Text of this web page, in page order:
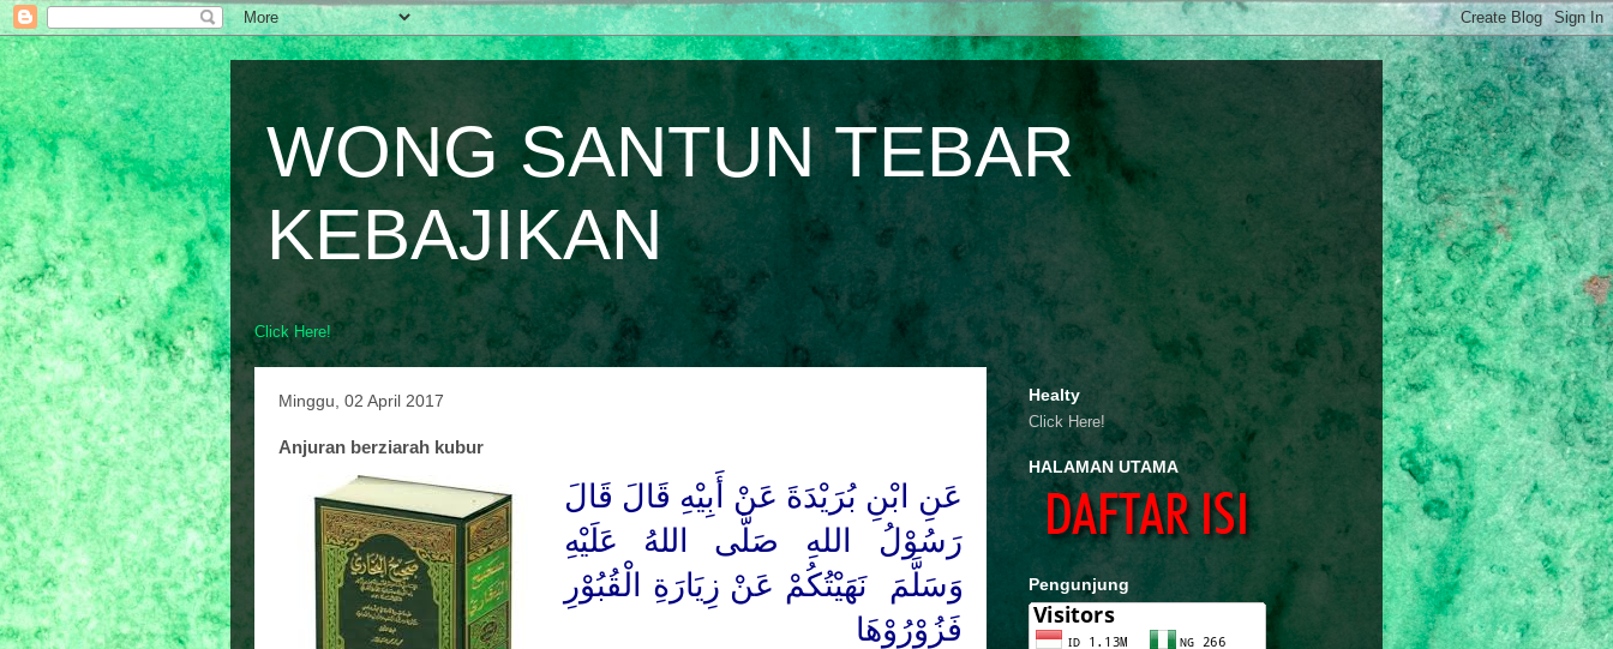
WONG SANTUN TEBAR
KEBAJIKAN
Click Here!
Minggu, 02 April 2017
Anjuran berziarah kubur
عَنِ ابْنِ بُرَيْدَةَ عَنْ أَبِيْهِ قَالَ قَالَ
رَسُوْلُ
اللهِ
صَلَّى اللهُ عَلَيْهِ
وَسَلَّمَ
نَهَيْتُكُمْ عَنْ زِيَارَةِ الْقُبُوْرِ
فَزُوْرُوْهَا
Healty
Click Here!
HALAMAN UTAMA
Pengunjung